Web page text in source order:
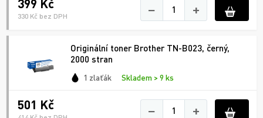
399 Kč
330 Kč bez DPH − +
Originální toner Brother TN-B023, černý,
2000 stran
1 zlaťák Skladem > 9 ks
501 Kč − +